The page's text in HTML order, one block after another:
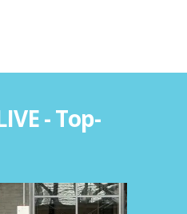
- Top-